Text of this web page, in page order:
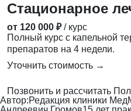
Стационарное
от 120 000 ₽ / курс
Полный курс с капельной
препаратов на 4 недели.
Уточнить стоимость →
Позвонить и рассчитать
Автор:Редакция клиники